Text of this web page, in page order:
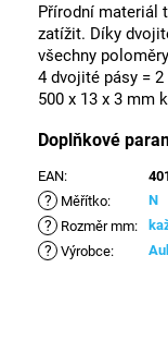
Přírodní materiál
zatížit. Díky
všechny
4 dvojité pásy =
500 x 13 x 3 mm
Doplňkové
EAN:
? Měřítko: N
? Rozměr mm:
? Výrobce: